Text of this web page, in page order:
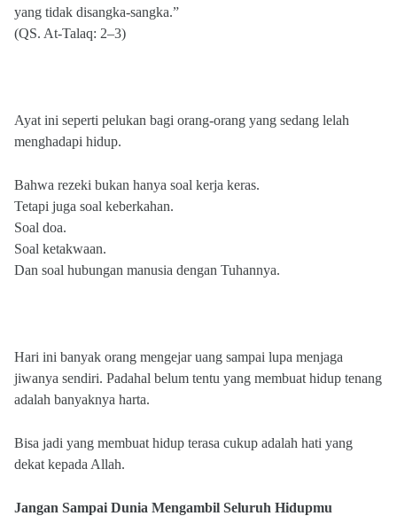
yang tidak disangka-sangka.”
(QS. At-Talaq: 2–3)
Ayat ini seperti pelukan bagi orang-orang yang sedang lelah
menghadapi hidup.
Bahwa rezeki bukan hanya soal kerja keras.
Tetapi juga soal keberkahan.
Soal doa.
Soal ketakwaan.
Dan soal hubungan manusia dengan Tuhannya.
Hari ini banyak orang mengejar uang sampai lupa menjaga
jiwanya sendiri. Padahal belum tentu yang membuat hidup tenang
adalah banyaknya harta.
Bisa jadi yang membuat hidup terasa cukup adalah hati yang
dekat kepada Allah.
Jangan Sampai Dunia Mengambil Seluruh Hidupmu